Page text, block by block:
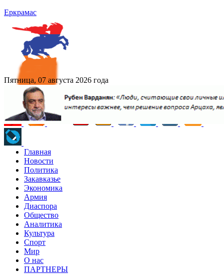
Еркрамас
Пятница, 07 августа 2026 года
Главная
Новости
Политика
Закавказье
Экономика
Армия
Диаспора
Общество
Аналитика
Культура
Спорт
Мир
О нас
ПАРТНЕРЫ